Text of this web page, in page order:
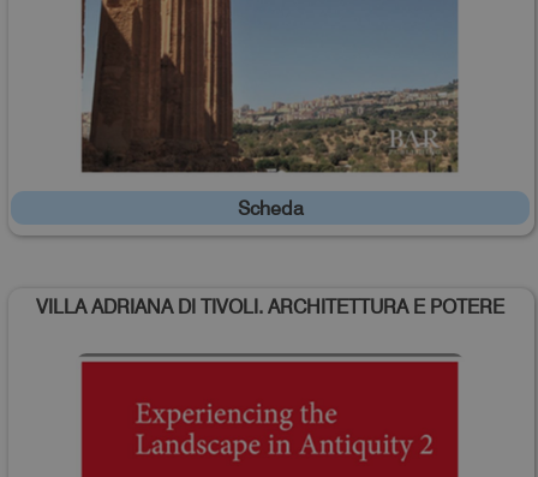
Scheda
VILLA ADRIANA DI TIVOLI. ARCHITETTURA E POTERE